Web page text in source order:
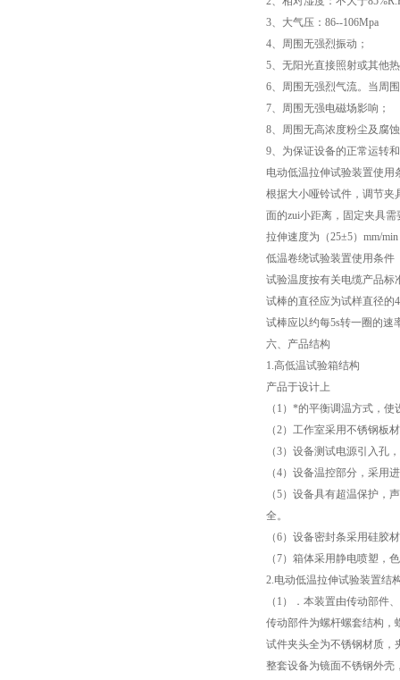
3、大气压：86--106Mpa
4、周围无强烈振动；
5、无阳光直接照射或其他
6、周围无强烈气流。当周
7、周围无强电磁场影响；
8、周围无高浓度粉尘及腐
9、为保证设备的正常运转
电动低温拉伸试验装置使用
根据大小哑铃试件，调节夹
面的zui小距离，固定夹具
拉伸速度为（25±5）mm/
低温卷绕试验装置使用条件
试验温度按有关电缆产品标
试棒的直径应为试样直径的
试棒应以约每5s转一圈的速
六、产品结构
1.高低温试验箱结构
产品于设计上
（1）*的平衡调温方式，
（2）工作室采用不锈钢板
（3）设备测试电源引入孔
（4）设备温控部分，采用
（5）设备具有超温保护，
全。
（6）设备密封条采用硅胶
（7）箱体采用静电喷塑，
2.电动低温拉伸试验装置结
（1）．本装置由传动部件
传动部件为螺杆螺套结构，
试件夹头全为不锈钢材质，
整套设备为镜面不锈钢外壳